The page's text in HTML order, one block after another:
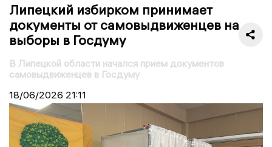
Липецкий избирком принимает
документы от самовыдвиженцев на
выборы в Госдуму
В Липецкой области начался прием документов
самовыдвиженцев в Госдуму
18/06/2026 21:11